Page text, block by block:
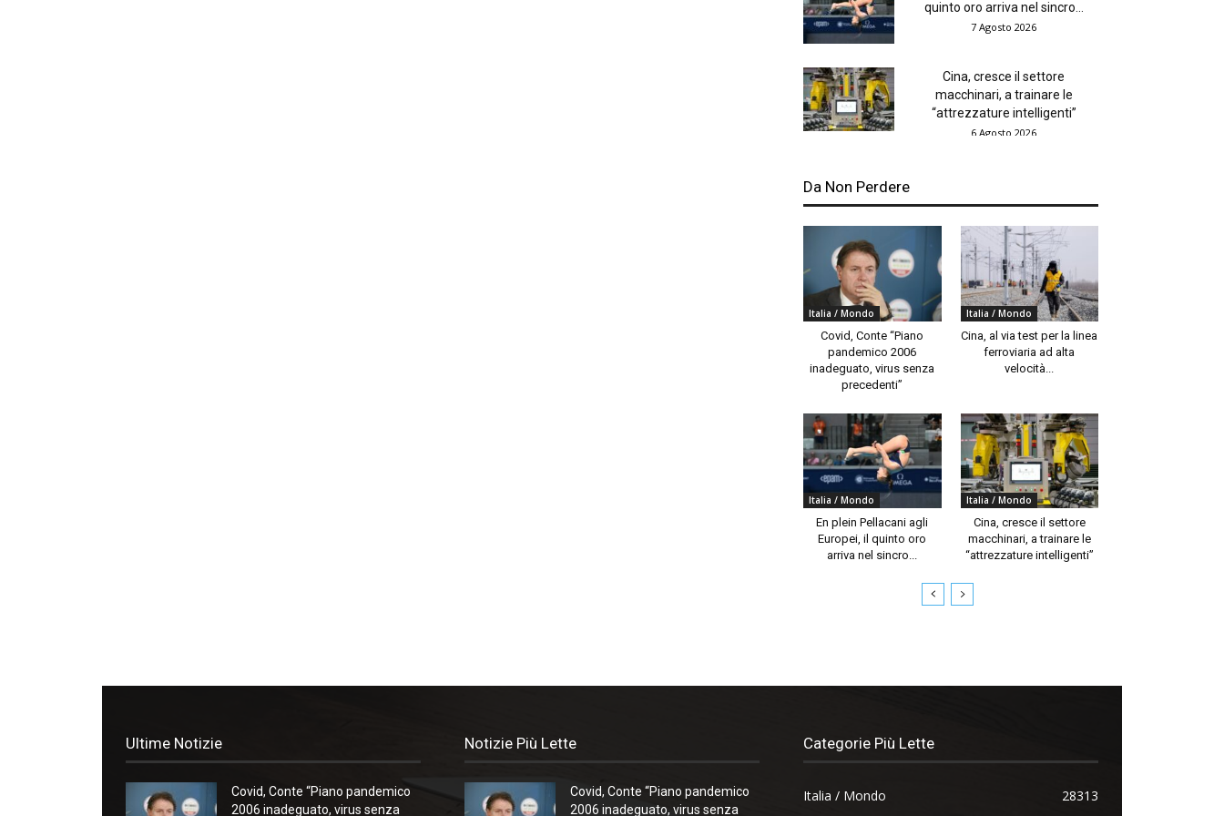
quinto oro arriva nel sincro...
7 Agosto 2026
Cina, cresce il settore
macchinari, a trainare le
“attrezzature intelligenti”
6 Agosto 2026
Da Non Perdere
Italia / Mondo
Covid, Conte “Piano
pandemico 2006
inadeguato, virus senza
precedenti”
Italia / Mondo
Cina, al via test per la linea
ferroviaria ad alta
velocità...
Italia / Mondo
En plein Pellacani agli
Europei, il quinto oro
arriva nel sincro...
Italia / Mondo
Cina, cresce il settore
macchinari, a trainare le
“attrezzature intelligenti”
Ultime Notizie
Covid, Conte “Piano pandemico
2006 inadeguato, virus senza
Notizie Più Lette
Covid, Conte “Piano pandemico
2006 inadeguato, virus senza
Categorie Più Lette
Italia / Mondo
28313